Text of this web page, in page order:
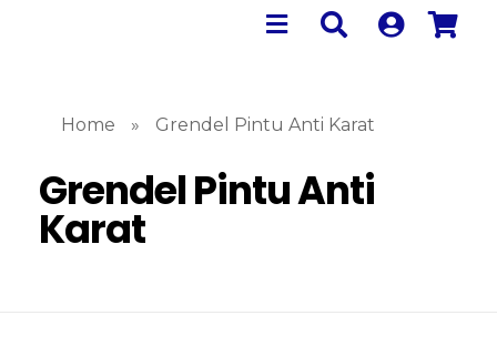
Home » Grendel Pintu Anti Karat
Grendel Pintu Anti
Karat